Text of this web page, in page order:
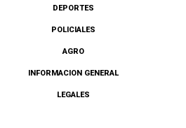
DEPORTES
POLICIALES
AGRO
INFORMACION GENERAL
LEGALES